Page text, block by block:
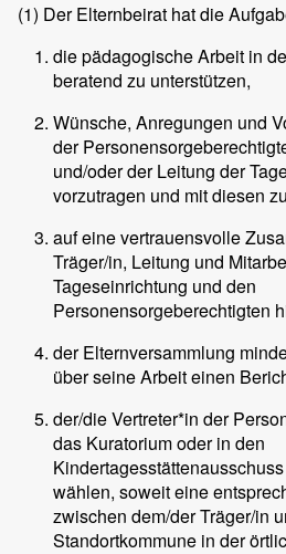
(1) Der Elternbeirat hat die
die pädagogische Arbeit in
beratend zu unterstützen,
Wünsche, Anregungen und
der
und/oder der Leitung der
vorzutragen und mit diesen
auf eine vertrauensvolle
Träger/in, Leitung und
Tageseinrichtung und den
Personensorgeberechtigten
der Elternversammlung
über seine Arbeit einen
der/die Vertreter*in der
das Kuratorium oder in den
wählen, soweit eine
zwischen dem/der Träger/in
Standortkommune in der